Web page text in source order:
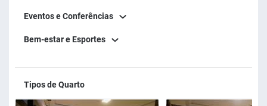
Eventos e Conferências
Bem-estar e Esportes
Tipos de Quarto